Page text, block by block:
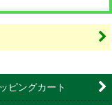
ピングカート